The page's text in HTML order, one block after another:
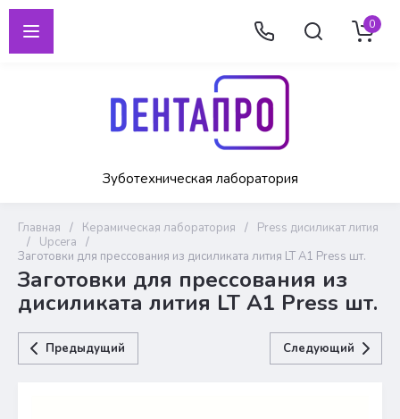
Зуботехническая лаборатория
0
Главная / Керамическая лаборатория /
Press дисиликат лития
/
Upcera
/
Заготовки для прессования из дисиликата лития LT A1 Press шт.
Заготовки для прессования из
дисиликата лития LT A1 Press шт.
Предыдущий Следующий